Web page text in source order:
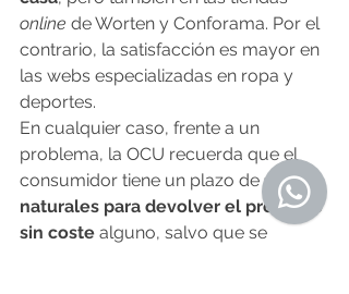
online de Worten y Conforama. Por el
contrario, la satisfacción es mayor en
las webs especializadas en ropa y
deportes.
En cualquier caso, frente a un
problema, la OCU recuerda que el
consumidor tiene un plazo de 14 días
naturales para devolver el producto
sin coste alguno, salvo que se